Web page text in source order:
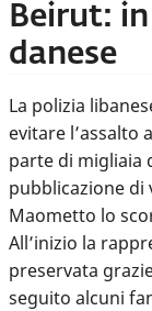
Beirut:
danese
La polizia
evitare l’assalto
parte di migliaia
pubblicazione di
Maometto lo
All’inizio la
preservata
seguito alcuni